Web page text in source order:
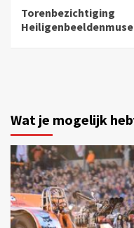
Torenbezichtiging
Wat je mogelijk